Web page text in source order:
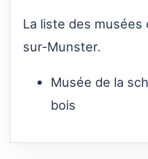
La liste des musées
sur-Munster.
Musée de la
bois